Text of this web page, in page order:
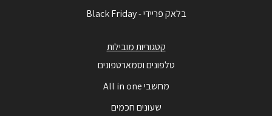
בלאק פריידי - Black Friday
קטגוריות מובילות
טלפונים וסמארטפונים
מחשבי All in one
שעונים חכמים